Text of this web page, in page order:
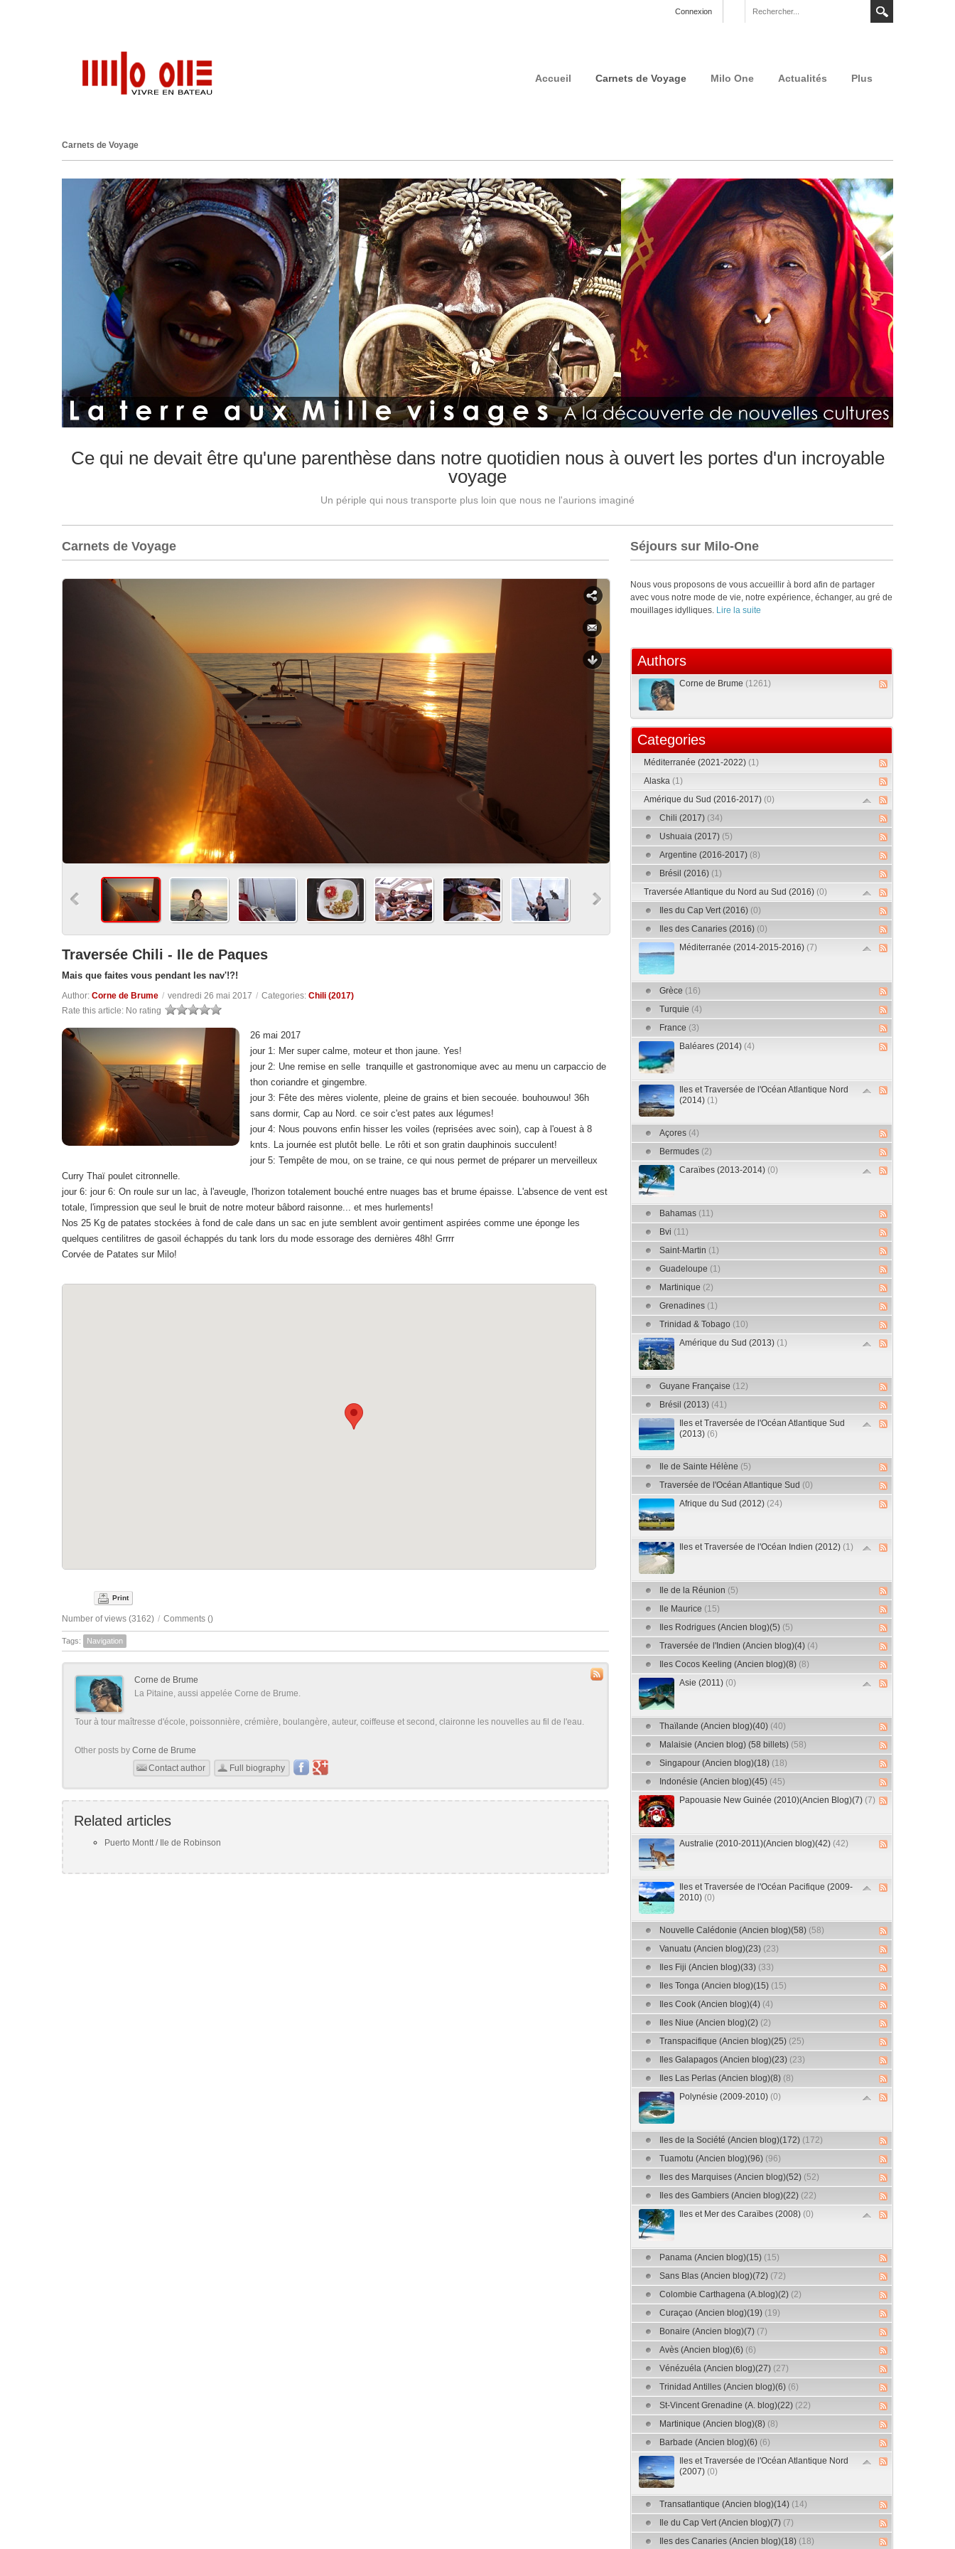
Connexion
Accueil Carnets de Voyage Milo One Actualités Plus
Carnets de Voyage
Ce qui ne devait être qu'une parenthèse dans notre quotidien nous à ouvert les portes d'un incroyable
voyage
Un périple qui nous transporte plus loin que nous ne l'aurions imaginé
Carnets de Voyage
Traversée Chili - Ile de Paques
Mais que faites vous pendant les nav'!?!
Author: Corne de Brume / vendredi 26 mai 2017 / Categories: Chili (2017)
Rate this article: No rating
26 mai 2017
jour 1: Mer super calme, moteur et thon jaune. Yes!
jour 2: Une remise en selle tranquille et gastronomique avec au menu un carpaccio de
thon coriandre et gingembre.
jour 3: Fête des mères violente, pleine de grains et bien secouée. bouhouwou! 36h
sans dormir, Cap au Nord. ce soir c'est pates aux légumes!
jour 4: Nous pouvons enfin hisser les voiles (reprisées avec soin), cap à l'ouest à 8
knts. La journée est plutôt belle. Le rôti et son gratin dauphinois succulent!
jour 5: Tempête de mou, on se traine, ce qui nous permet de préparer un merveilleux
Curry Thaï poulet citronnelle.
jour 6: jour 6: On roule sur un lac, à l'aveugle, l'horizon totalement bouché entre nuages bas et brume épaisse. L'absence de vent est
totale, l'impression que seul le bruit de notre moteur bâbord raisonne... et mes hurlements!
Nos 25 Kg de patates stockées à fond de cale dans un sac en jute semblent avoir gentiment aspirées comme une éponge les
quelques centilitres de gasoil échappés du tank lors du mode essorage des dernières 48h! Grrrr
Corvée de Patates sur Milo!
Print
Number of views (3162) / Comments ()
Tags: Navigation
Corne de Brume
La Pitaine, aussi appelée Corne de Brume.
Tour à tour maîtresse d'école, poissonnière, crémière, boulangère, auteur, coiffeuse et second, claironne les nouvelles au fil de l'eau.
Other posts by Corne de Brume
Contact author
Full biography
Related articles
Puerto Montt / Ile de Robinson
Séjours sur Milo-One
Nous vous proposons de vous accueillir à bord afin de partager
avec vous notre mode de vie, notre expérience, échanger, au gré de
mouillages idylliques. Lire la suite
Authors
Corne de Brume (1261)
Categories
Méditerranée (2021-2022) (1)
Alaska (1)
Amérique du Sud (2016-2017) (0)
Chili (2017) (34)
Ushuaia (2017) (5)
Argentine (2016-2017) (8)
Brésil (2016) (1)
Traversée Atlantique du Nord au Sud (2016) (0)
Iles du Cap Vert (2016) (0)
Iles des Canaries (2016) (0)
Méditerranée (2014-2015-2016) (7)
Grèce (16)
Turquie (4)
France (3)
Baléares (2014) (4)
Iles et Traversée de l'Océan Atlantique Nord
(2014) (1)
Açores (4)
Bermudes (2)
Caraïbes (2013-2014) (0)
Bahamas (11)
Bvi (11)
Saint-Martin (1)
Guadeloupe (1)
Martinique (2)
Grenadines (1)
Trinidad & Tobago (10)
Amérique du Sud (2013) (1)
Guyane Française (12)
Brésil (2013) (41)
Iles et Traversée de l'Océan Atlantique Sud
(2013) (6)
Ile de Sainte Hélène (5)
Traversée de l'Océan Atlantique Sud (0)
Afrique du Sud (2012) (24)
Iles et Traversée de l'Océan Indien (2012) (1)
Ile de la Réunion (5)
Ile Maurice (15)
Iles Rodrigues (Ancien blog)(5) (5)
Traversée de l'Indien (Ancien blog)(4) (4)
Iles Cocos Keeling (Ancien blog)(8) (8)
Asie (2011) (0)
Thaïlande (Ancien blog)(40) (40)
Malaisie (Ancien blog) (58 billets) (58)
Singapour (Ancien blog)(18) (18)
Indonésie (Ancien blog)(45) (45)
Papouasie New Guinée (2010)(Ancien Blog)(7) (7)
Australie (2010-2011)(Ancien blog)(42) (42)
Iles et Traversée de l'Océan Pacifique (2009-
2010) (0)
Nouvelle Calédonie (Ancien blog)(58) (58)
Vanuatu (Ancien blog)(23) (23)
Iles Fiji (Ancien blog)(33) (33)
Iles Tonga (Ancien blog)(15) (15)
Iles Cook (Ancien blog)(4) (4)
Iles Niue (Ancien blog)(2) (2)
Transpacifique (Ancien blog)(25) (25)
Iles Galapagos (Ancien blog)(23) (23)
Iles Las Perlas (Ancien blog)(8) (8)
Polynésie (2009-2010) (0)
Iles de la Société (Ancien blog)(172) (172)
Tuamotu (Ancien blog)(96) (96)
Iles des Marquises (Ancien blog)(52) (52)
Iles des Gambiers (Ancien blog)(22) (22)
Iles et Mer des Caraïbes (2008) (0)
Panama (Ancien blog)(15) (15)
Sans Blas (Ancien blog)(72) (72)
Colombie Carthagena (A.blog)(2) (2)
Curaçao (Ancien blog)(19) (19)
Bonaire (Ancien blog)(7) (7)
Avès (Ancien blog)(6) (6)
Vénézuéla (Ancien blog)(27) (27)
Trinidad Antilles (Ancien blog)(6) (6)
St-Vincent Grenadine (A. blog)(22) (22)
Martinique (Ancien blog)(8) (8)
Barbade (Ancien blog)(6) (6)
Iles et Traversée de l'Océan Atlantique Nord
(2007) (0)
Transatlantique (Ancien blog)(14) (14)
Ile du Cap Vert (Ancien blog)(7) (7)
Iles des Canaries (Ancien blog)(18) (18)